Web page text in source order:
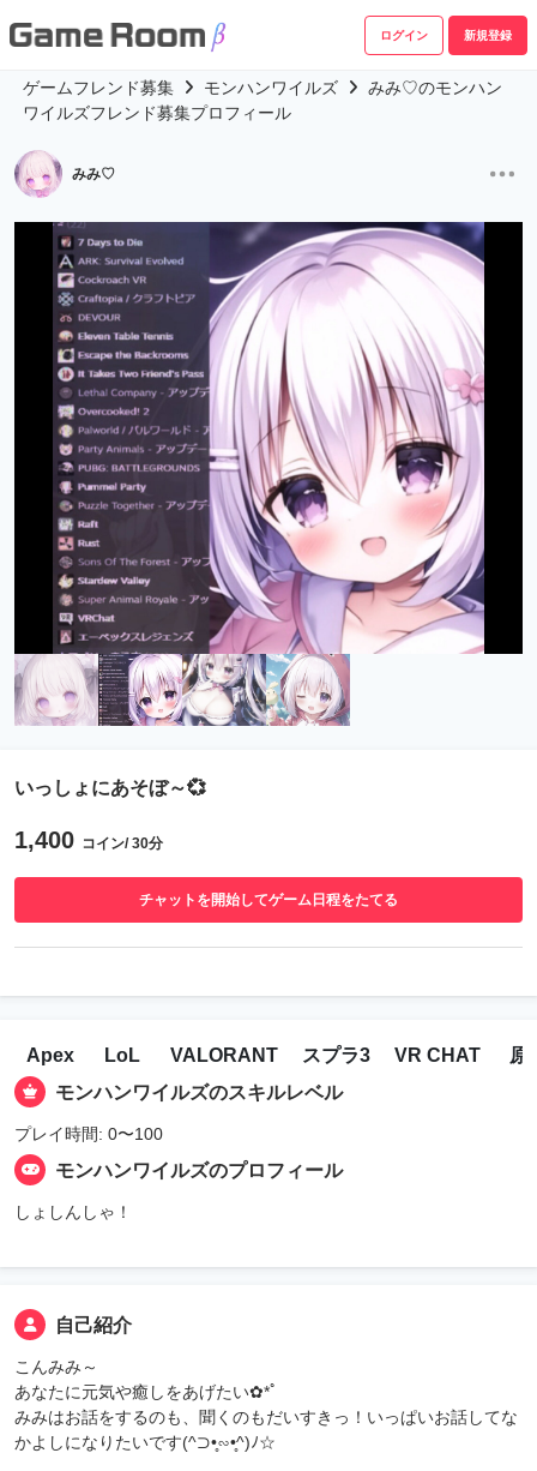
ログイン 新規登録
ゲームフレンド募集 モンハンワイルズ
みみ♡のモンハン
ワイルズフレンド募集プロフィール
みみ♡
いっしょにあそぼ～💞
1,400 コイン/ 30分
チャットを開始してゲーム日程をたてる
Apex LoL VALORANT スプラ3 VR CHAT
原
モンハンワイルズのスキルレベル
プレイ時間: 0〜100
モンハンワイルズのプロフィール
しょしんしゃ！
自己紹介
こんみみ～
あなたに元気や癒しをあげたい✿*ﾟ
みみはお話をするのも、聞くのもだいすきっ！いっぱいお話してな
かよしになりたいです(^⊃•̥∽•̥^)ﾉ☆